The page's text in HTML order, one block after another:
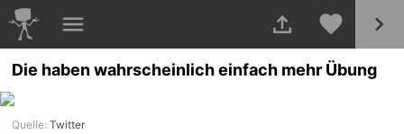
Die haben wahrscheinlich einfach mehr Übung
Quelle:Twitter